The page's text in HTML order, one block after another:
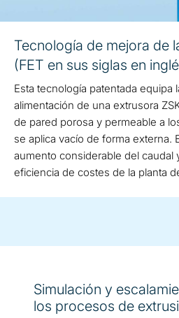
Tecnología de mejora de
(FET en sus siglas en
Esta tecnología patentada equipa
alimentación de una extrusora
de pared porosa y permeable a
se aplica vacío de forma externa.
aumento considerable del caudal
eficiencia de costes de la planta
Simulación y
los procesos de